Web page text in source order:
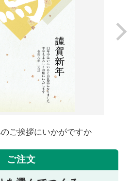
ご挨拶にいかがですか
ご注文